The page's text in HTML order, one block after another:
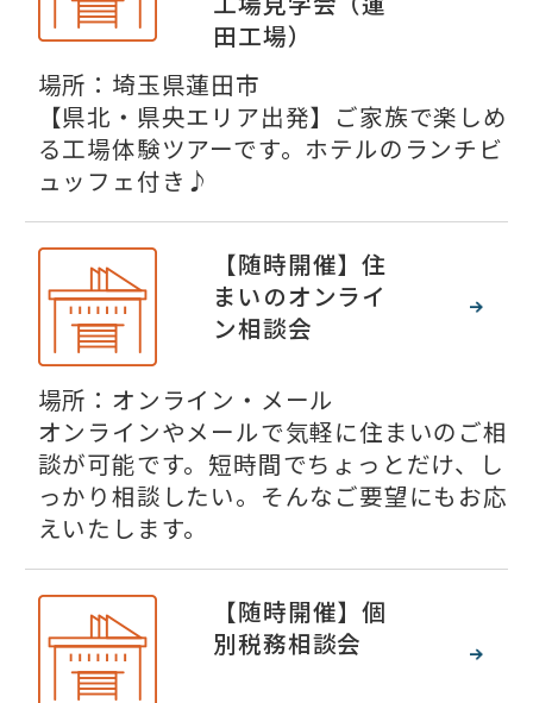
田工場）
場所：埼玉県蓮田市
【県北・県央エリア出発】ご家族で楽しめ
る工場体験ツアーです。ホテルのランチビ
ュッフェ付き♪
【随時開催】住
まいのオンライ
ン相談会
場所：オンライン・メール
オンラインやメールで気軽に住まいのご相
談が可能です。短時間でちょっとだけ、し
っかり相談したい。そんなご要望にもお応
えいたします。
【随時開催】個
別税務相談会